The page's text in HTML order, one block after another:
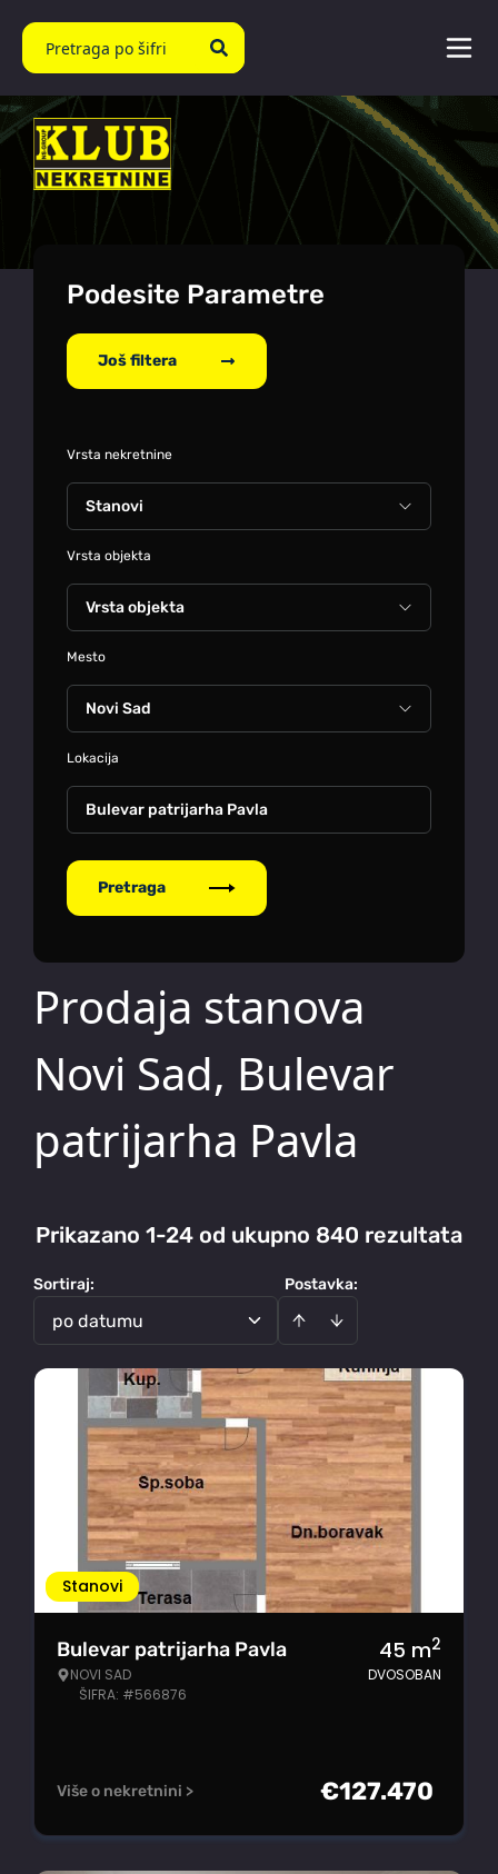
Podesite Parametre
Još filtera
Vrsta nekretnine
Vrsta objekta
Mesto
Lokacija
Bulevar patrijarha Pavla
Pretraga
Prodaja stanova
Novi Sad, Bulevar
patrijarha Pavla
Prikazano 1-24 od ukupno 840 rezultata
Postavka:
Sortiraj:
po datumu
Stanovi
Bulevar patrijarha Pavla
NOVI SAD
ŠIFRA: #566876
45 m2
DVOSOBAN
Više o nekretnini > €127.470